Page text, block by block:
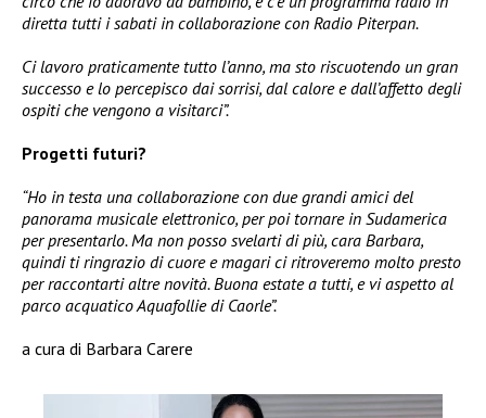
diretta tutti i sabati in collaborazione con Radio Piterpan.
Ci lavoro praticamente tutto l’anno, ma sto riscuotendo un gran
successo e lo percepisco dai sorrisi, dal calore e dall’affetto degli
ospiti che vengono a visitarci”.
Progetti futuri?
“Ho in testa una collaborazione con due grandi amici del
panorama musicale elettronico, per poi tornare in Sudamerica
per presentarlo. Ma non posso svelarti di più, cara Barbara,
quindi ti ringrazio di cuore e magari ci ritroveremo molto presto
per raccontarti altre novità. Buona estate a tutti, e vi aspetto al
parco acquatico Aquafollie di Caorle”.
a cura di Barbara Carere